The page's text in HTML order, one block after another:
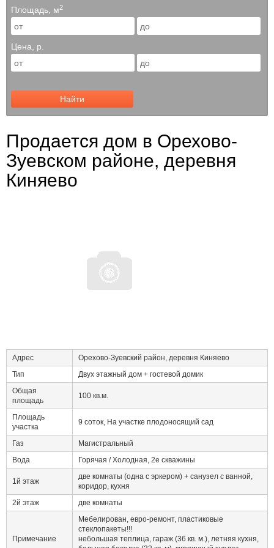
Площадь, м2
Цена, р.
Найти
Продается дом в Орехово-
Зуевском районе, деревня
Киняево
Адрес
Орехово-Зуевский район, деревня Киняево
Тип
Двух этажный дом + гостевой домик
Общая
площадь
100 кв.м.
Площадь
участка
9 соток, На участке плодоносящий сад
Газ
Магистральный
Вода
Горячая / Холодная, 2е скважины
1й этаж
две комнаты (одна с эркером) + санузел с ванной,
коридор, кухня
2й этаж
две комнаты
Примечание
Мебелирован, евро-ремонт, пластиковые
стеклопакеты!!!
небольшая теплица, гараж (36 кв. м.), летняя кухня,